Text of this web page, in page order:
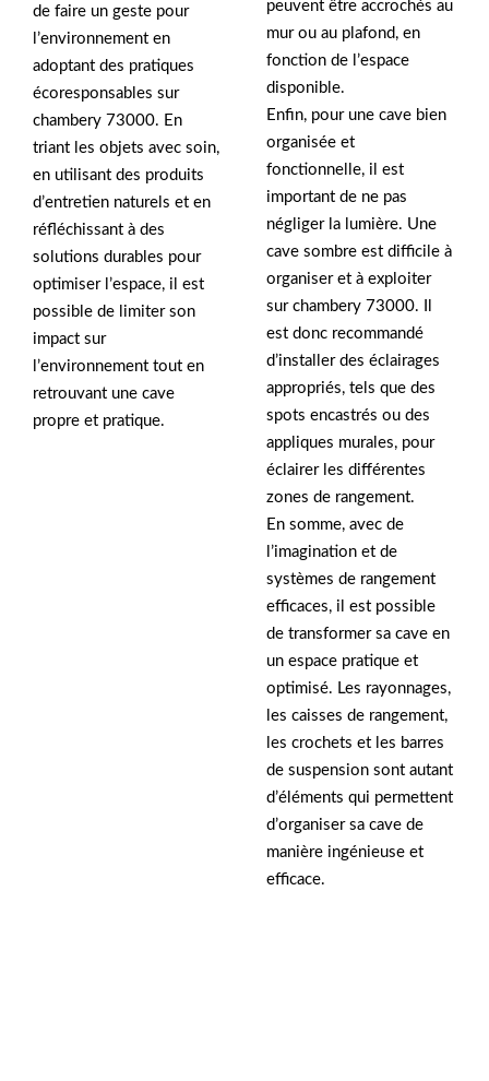
de faire un geste pour
l’environnement en
adoptant des pratiques
écoresponsables sur
chambery 73000. En
triant les objets avec soin,
en utilisant des produits
d’entretien naturels et en
réfléchissant à des
solutions durables pour
optimiser l’espace, il est
possible de limiter son
impact sur
l’environnement tout en
retrouvant une cave
propre et pratique.
peuvent être accrochés au
mur ou au plafond, en
fonction de l’espace
disponible.
Enfin, pour une cave bien
organisée et
fonctionnelle, il est
important de ne pas
négliger la lumière. Une
cave sombre est difficile à
organiser et à exploiter
sur chambery 73000. Il
est donc recommandé
d’installer des éclairages
appropriés, tels que des
spots encastrés ou des
appliques murales, pour
éclairer les différentes
zones de rangement.
En somme, avec de
l’imagination et de
systèmes de rangement
efficaces, il est possible
de transformer sa cave en
un espace pratique et
optimisé. Les rayonnages,
les caisses de rangement,
les crochets et les barres
de suspension sont autant
d’éléments qui permettent
d’organiser sa cave de
manière ingénieuse et
efficace.